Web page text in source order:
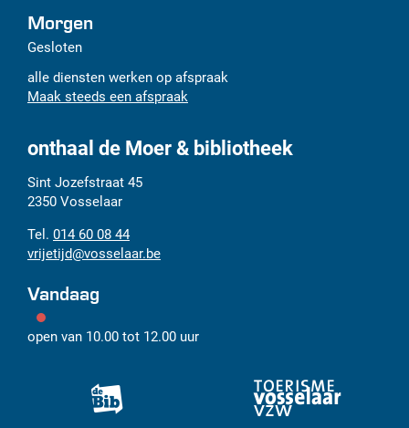
Morgen
Gesloten
alle diensten werken op afspraak
Maak steeds een afspraak
onthaal de Moer & bibliotheek
Adres
Sint Jozefstraat 45
2350 Vosselaar
Tel.
014 60 08 44
E-
mail
vrijetijd@vosselaar.be
Vandaag
open van 10.00 tot 12.00 uur